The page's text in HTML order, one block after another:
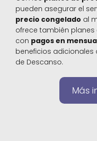
pueden asegurar el
precio congelado al
ofrece también
con pagos en
beneficios adicionales
de Descanso.
Más